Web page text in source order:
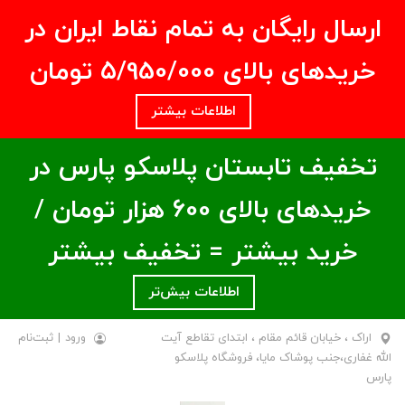
ارسال رایگان به تمام نقاط ایران در
خریدهای بالای ۵/950/000 تومان
اطلاعات بیشتر
تخفیف تابستان پلاسکو پارس در
خریدهای بالای ۶00 هزار تومان /
خرید بیشتر = تخفیف بیشتر
اطلاعات بیش‌تر
اراک ، خیابان قائم مقام ، ابتدای تقاطع آیت
الله غفاری،جنب پوشاک مایا، فروشگاه پلاسکو
پارس
ورود | ثبت‌نام